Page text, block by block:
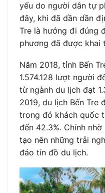
yếu do người dân tự
đây, khi đã dần dần
Tre là hướng đi đúng
phương đã được khai
Năm 2018, tỉnh Bến
1.574.128 lượt người
từ ngành du lịch đạt
2019, du lịch Bến Tre
trong đó khách quốc
đến 42.3%. Chính
tạo nên những trải
đảo tín đồ du lịch.